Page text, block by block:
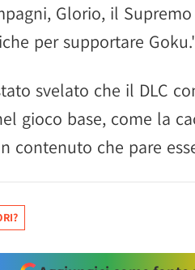
Glorio, il
per supportare
svelato che il DLC
gioco base, come la
contenuto che pare